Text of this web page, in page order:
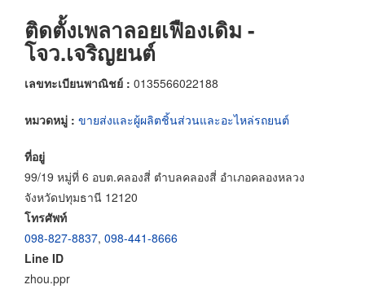
ติดตั้งเพลาลอยเฟืองเดิม -
โจว.เจริญยนต์
เลขทะเบียนพาณิชย์ : 0135566022188
หมวดหมู่ : ขายส่งและผู้ผลิตชิ้นส่วนและอะไหล่รถยนต์
ที่อยู่
99/19 หมู่ที่ 6 อบต.คลองสี่ ตำบลคลองสี่ อำเภอคลองหลวง
จังหวัดปทุมธานี 12120
โทรศัพท์
098-827-8837, 098-441-8666
Line ID
zhou.ppr